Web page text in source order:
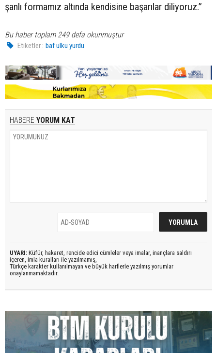
şanlı formamız altında kendisine başarılar diliyoruz.”
Bu haber toplam 249 defa okunmuştur
Etiketler : baf ülkü yurdu
HABERE YORUM KAT
UYARI: Küfür, hakaret, rencide edici cümleler veya imalar, inançlara saldırı
içeren, imla kuralları ile yazılmamış,
Türkçe karakter kullanılmayan ve büyük harflerle yazılmış yorumlar
onaylanmamaktadır.